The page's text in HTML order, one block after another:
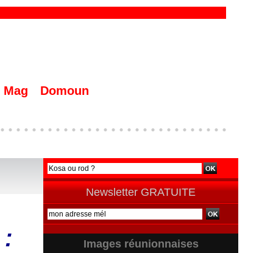
Mag Domoun
:
Newsletter GRATUITE
Images réunionnaises